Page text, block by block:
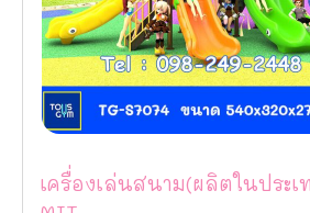
เครื่องเล่นสนาม(ผลิตในประเ